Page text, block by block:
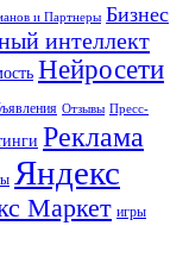
и Партнеры Бизнес
интеллект
Нейросети
Отзывы Пресс-
Реклама
Яндекс
Маркет игры